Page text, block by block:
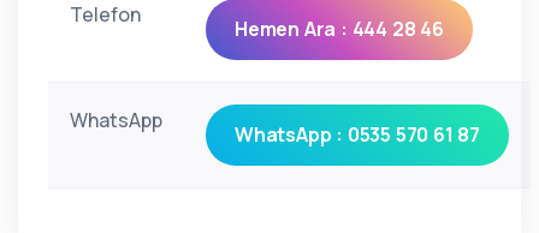
Telefon
Hemen Ara : 444 28 46
WhatsApp
WhatsApp : 0535 570 61 87